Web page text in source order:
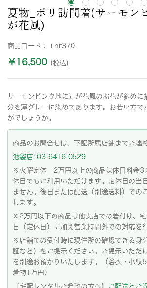
夏物_ポリ訪問着(サーモン
が花風)
商品コード： i-nr370
￥16,500 (税込)
サーモンピンク地に辻が花風のお花が斜めに
分を薄グレーに染めてあります。お若い方で
がでしょうか。
商品のお問合せは、下記所属店舗までご連
池袋店: 03-6416-0529
※火曜定休 2万円以上の商品は休日料金
休日でもご利用いただけます。定休日の当
ません。後日または配送（別途送料）での
します。
※2万円以下の商品は他支店での着付け、
日（定休日）に加え営業時間外での対応を
※店舗での受付時に現住所の確認できる身
証など）をご提示ください。ご提示いただ
を別途お預かりいたします。（浴衣・小紋
着物1万円）
【宅配レンタルご希望の方へ】
ご配送とご